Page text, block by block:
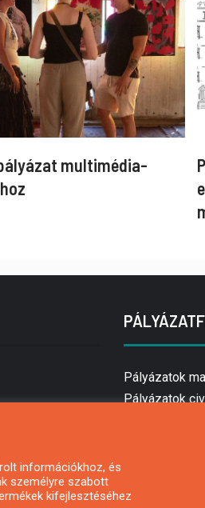
multimédia-
Pályázatok
Pályázatok
információkhoz, és
személyre szabott
kifejlesztéséhez